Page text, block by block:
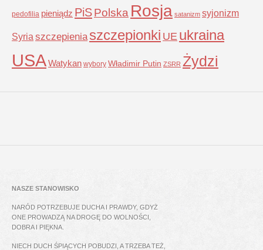
pedofilia pieniądz PiSPolska Rosja satanizm syjonizm
Syria szczepienia szczepionki UE ukraina
USAWatykan wybory Władimir Putin ZSRR Żydzi
NASZE STANOWISKO
NARÓD POTRZEBUJE DUCHA I PRAWDY, GDYŻ
ONE PROWADZĄ NA DROGĘ DO WOLNOŚCI,
DOBRA I PIĘKNA.
NIECH DUCH ŚPIĄCYCH POBUDZI, A TRZEBA TEŻ,